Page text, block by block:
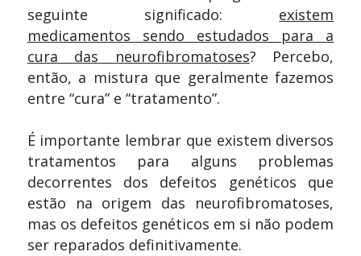
seguinte significado: existem
medicamentos sendo estudados para a
cura das neurofibromatoses? Percebo,
então, a mistura que geralmente fazemos
entre “cura” e “tratamento”.
É importante lembrar que existem diversos
tratamentos para alguns problemas
decorrentes dos defeitos genéticos que
estão na origem das neurofibromatoses,
mas os defeitos genéticos em si não podem
ser reparados definitivamente.